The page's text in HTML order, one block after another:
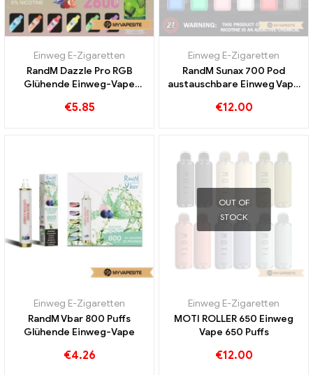
Einweg E-Zigaretten
RandM Dazzle Pro RGB
Glühende Einweg-Vape
€5.85
Einweg E-Zigaretten
RandM Sunax 700 Pod
austauschbare Einweg Vape
€12.00
Einweg E-Zigaretten
RandM Vbar 800 Puffs
Glühende Einweg-Vape
€4.26
OUT OF
STOCK
Einweg E-Zigaretten
MOTI ROLLER 650 Einweg
Vape 650 Puffs
€12.00